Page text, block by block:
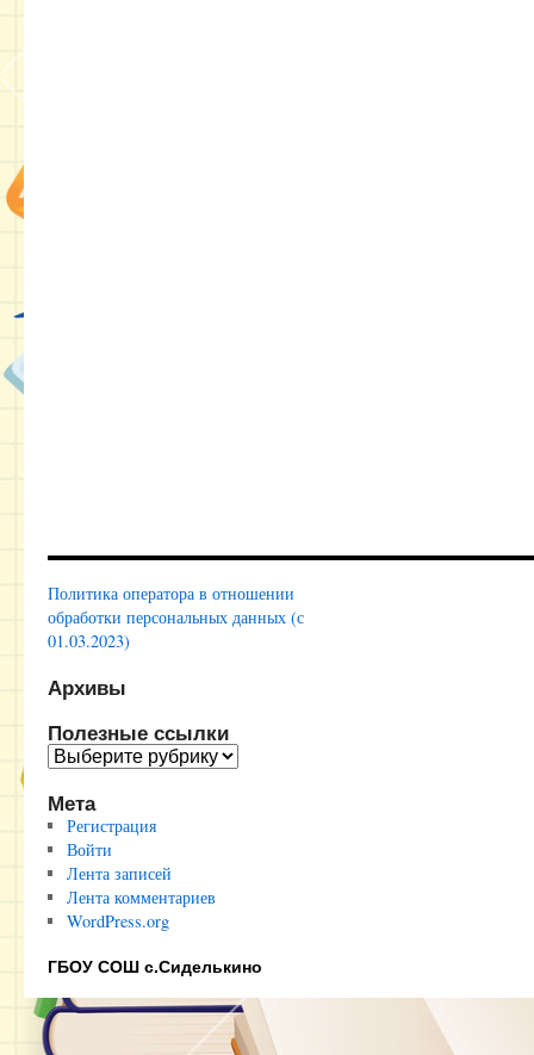
Политика оператора в отношении
обработки персональных данных (с
01.03.2023)
Архивы
Полезные ссылки
Полезные
Мета
Регистрация
Войти
Лента записей
Лента комментариев
WordPress.org
ГБОУ СОШ с.Сиделькино